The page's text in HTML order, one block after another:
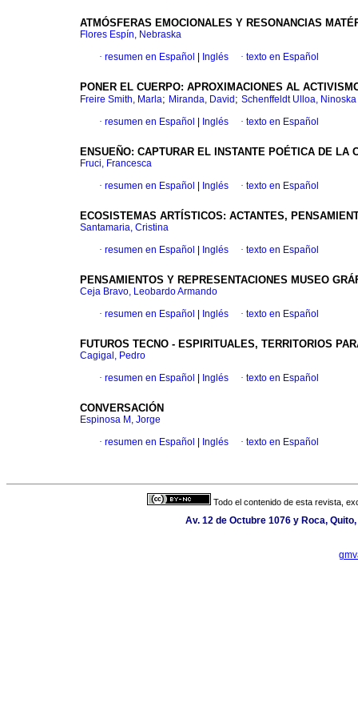
ATMÓSFERAS EMOCIONALES Y RESONANCIAS
Flores Espín, Nebraska
· resumen en Español Inglés · texto en Español
PONER EL CUERPO: APROXIMACIONES AL
Freire Smith, Marla; Miranda, David ; Schenffeldt Ulloa, Ninoska
· resumen en Español Inglés · texto en Español
ENSUEÑO: CAPTURAR EL INSTANTE POÉTICA DE LA
Fruci, Francesca
· resumen en Español Inglés · texto en Español
ECOSISTEMAS ARTÍSTICOS: ACTANTES,
Santamaria, Cristina
· resumen en Español Inglés · texto en Español
PENSAMIENTOS Y REPRESENTACIONES MUSEO
Ceja Bravo, Leobardo Armando
· resumen en Español Inglés · texto en Español
FUTUROS TECNO - ESPIRITUALES, TERRITORIOS
Cagigal, Pedro
· resumen en Español Inglés · texto en Español
CONVERSACIÓN
Espinosa M, Jorge
· resumen en Español Inglés · texto en Español
Todo el contenido de esta revista,
Av. 12 de Octubre 1076 y Roca,